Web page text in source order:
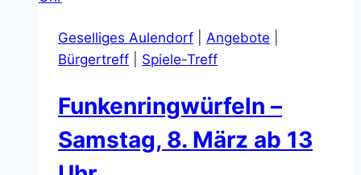
am
Samstag,
Mai
Geselliges Aulendorf Angebote
Bürgertreff
Spiele-Treff
Funkenringwürfeln –
Samstag, 8. März ab 13